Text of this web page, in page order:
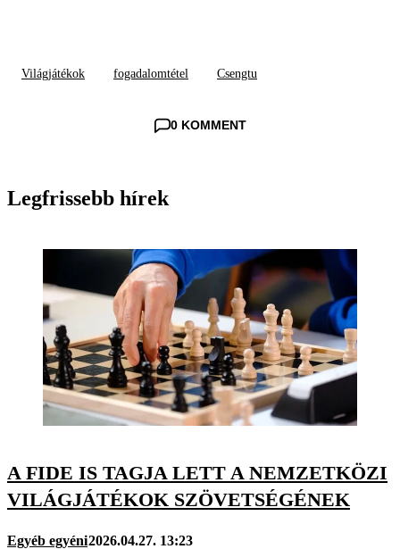
Világjátékok fogadalomtétel Csengtu
0 KOMMENT
Legfrissebb hírek
A FIDE IS TAGJA LETT A NEMZETKÖZI
VILÁGJÁTÉKOK SZÖVETSÉGÉNEK
Egyéb egyéni2026.04.27. 13:23